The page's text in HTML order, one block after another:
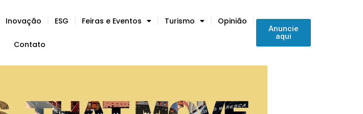
Inovação ESG Feiras e Eventos Turismo Opinião
Contato
Anuncie
aqui